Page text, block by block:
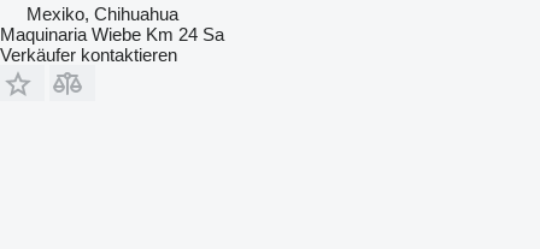
Mexiko, Chihuahua
Maquinaria Wiebe Km 24 Sa
Verkäufer kontaktieren